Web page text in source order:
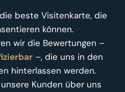
beste Visitenkarte, die
können.
wir die Bewertungen –
–, die uns in den
hinterlassen werden.
Kunden über uns